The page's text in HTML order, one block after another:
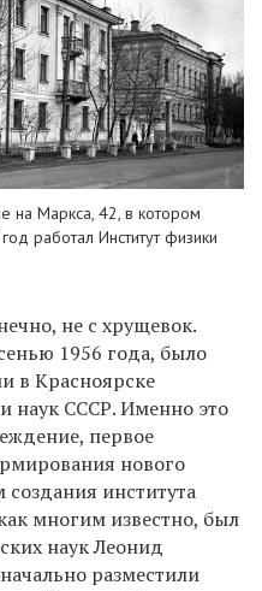
на Маркса, 42, в котором
работал Институт физики
не с хрущевок.
1956 года, было
в Красноярске
наук СССР. Именно это
первое
нового
института
многим известно, был
наук Леонид
разместили